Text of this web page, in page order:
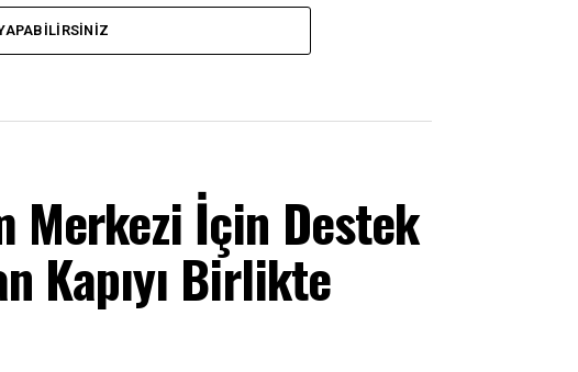
Merkezi İçin Destek
Kapıyı Birlikte